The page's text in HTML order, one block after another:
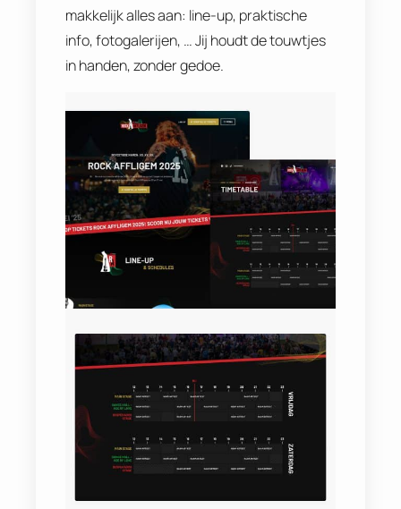
makkelijk alles aan: line-up, praktische
info, fotogalerijen, … Jij houdt de touwtjes
in handen, zonder gedoe.